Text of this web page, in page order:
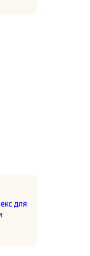
для